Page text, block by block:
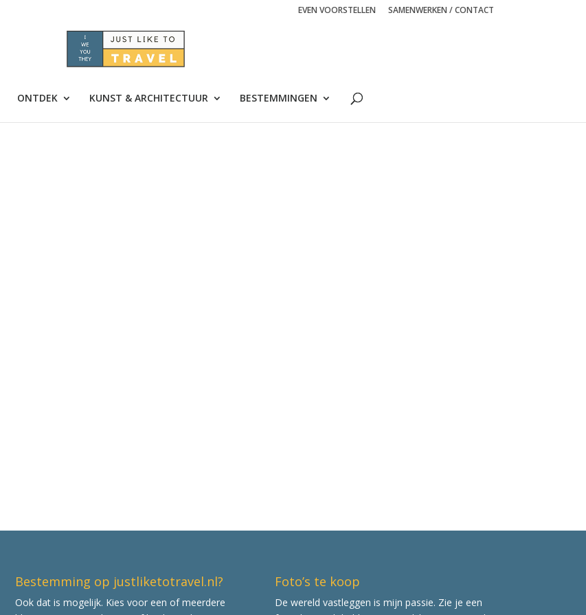
EVEN VOORSTELLEN SAMENWERKEN / CONTACT
ONTDEK KUNST & ARCHITECTUUR BESTEMMINGEN
Bestemming op justliketotravel.nl?
Ook dat is mogelijk. Kies voor een of meerdere
Foto’s te koop
De wereld vastleggen is mijn passie. Zie je een